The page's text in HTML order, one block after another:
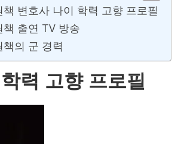
책 변호사 나이 학력 고향 프로필
책 출연 TV 방송
책의 군 경력
력 고향 프로필